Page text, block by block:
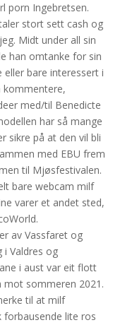
porn Ingebretsen.
stort sett cash og
Midt under all sin
han omtanke for sin
bare interessert i
kommentere,
med/til Benedicte
har så mange
sikre på at den vil bli
med EBU frem
til Mjøsfestivalen.
bare webcam milf
varer et andet sted,
av Vassfaret og
i Valdres og
i aust var eit flott
mot sommeren 2021.
til at milf
lite ros